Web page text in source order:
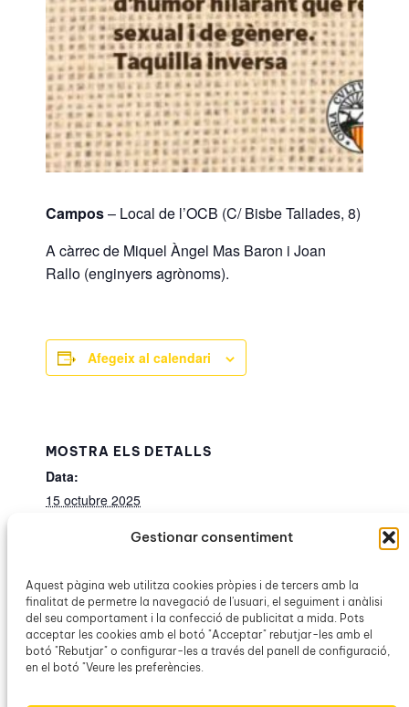
Gestionar consentiment
Aquest pàgina web utilitza cookies pròpies i de tercers amb la
finalitat de permetre la navegació de l'usuari, el seguiment i anàlisi
del seu comportament i la confecció de publicitat a mida. Pots
acceptar les cookies amb el botó "Acceptar" rebutjar-les amb el
botó "Rebutjar" o configurar-les a través del panell de configuració,
en el botó "Veure les preferències.
Campos– Local de l’OCB (C/ Bisbe Tallades, 8)
A càrrec de Miquel Àngel Mas Baron i Joan
Rallo (enginyers agrònoms).
Afegeix al calendari
MOSTRA ELS DETALLS
Data:
15 octubre 2025
20:30h – 22:00h
OCB Manacor
Conferència «El col·lectiu de
mestres durant la república. El
Conferència «Josep